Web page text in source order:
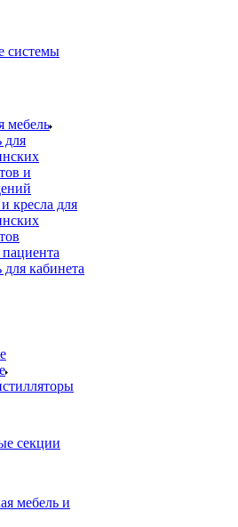
системы
мебель
для
и
кресла для
кабинета
секции
мебель и